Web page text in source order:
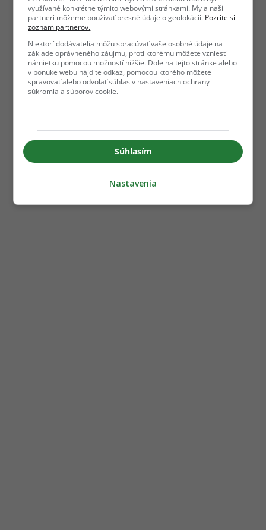
využívané konkrétne týmito webovými stránkami. My a naši
partneri môžeme používať presné údaje o geolokácii. Pozrite si
zoznam partnerov.
Niektorí dodávatelia môžu spracúvať vaše osobné údaje na
základe oprávneného záujmu, proti ktorému môžete vzniesť
námietku pomocou možností nižšie. Dole na tejto stránke alebo
v ponuke webu nájdite odkaz, pomocou ktorého môžete
spravovať alebo odvolať súhlas v nastaveniach ochrany
súkromia a súborov cookie.
Súhlasím
Nastavenia